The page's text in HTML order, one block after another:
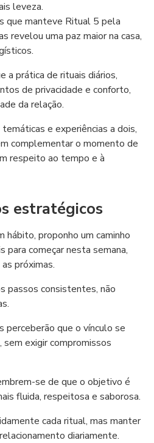
leveza.
que manteve Ritual 5 pela
revelou uma paz maior na casa,
a prática de rituais diários,
de privacidade e conforto,
da relação.
e experiências a dois,
complementar o momento de
respeito ao tempo e à
estratégicos
hábito, proponho um caminho
para começar nesta semana,
próximas.
passos consistentes, não
perceberão que o vínculo se
exigir compromissos
se de que o objetivo é
fluida, respeitosa e saborosa.
cada ritual, mas manter
diariamente.